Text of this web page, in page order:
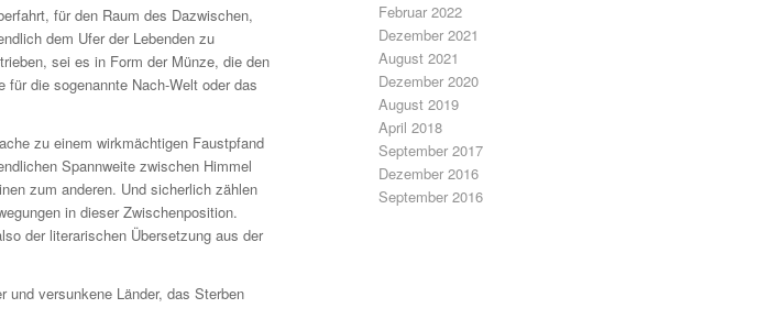
für den Raum des Dazwischen,
dem Ufer der Lebenden zu
sei es in Form der Münze, die den
die sogenannte Nach-Welt oder das
zu einem wirkmächtigen Faustpfand
Spannweite zwischen Himmel
zum anderen. Und sicherlich zählen
in dieser Zwischenposition.
der literarischen Übersetzung aus der
und versunkene Länder, das Sterben
Februar 2022
Dezember 2021
August 2021
Dezember 2020
August 2019
April 2018
September 2017
Dezember 2016
September 2016